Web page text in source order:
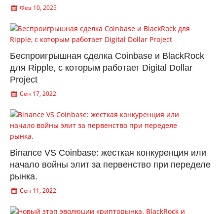
Фев 10, 2025
Беспроигрышная сделка Coinbase и BlackRock
для Ripple, с которым работает Digital Dollar
Project
Сен 17, 2022
Binance VS Coinbase: жесткая конкуренция или
начало войны элит за первенство при переделе
рынка.
Сен 11, 2022